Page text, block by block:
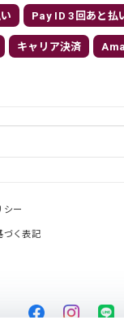
Pay ID 3回あと払
キャリア決済
シー
づく表記